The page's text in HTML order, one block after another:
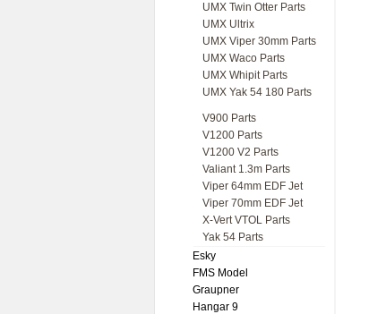
UMX Twin Otter Parts
UMX Ultrix
UMX Viper 30mm Parts
UMX Waco Parts
UMX Whipit Parts
UMX Yak 54 180 Parts
V900 Parts
V1200 Parts
V1200 V2 Parts
Valiant 1.3m Parts
Viper 64mm EDF Jet
Viper 70mm EDF Jet
X-Vert VTOL Parts
Yak 54 Parts
Esky
FMS Model
Graupner
Hangar 9